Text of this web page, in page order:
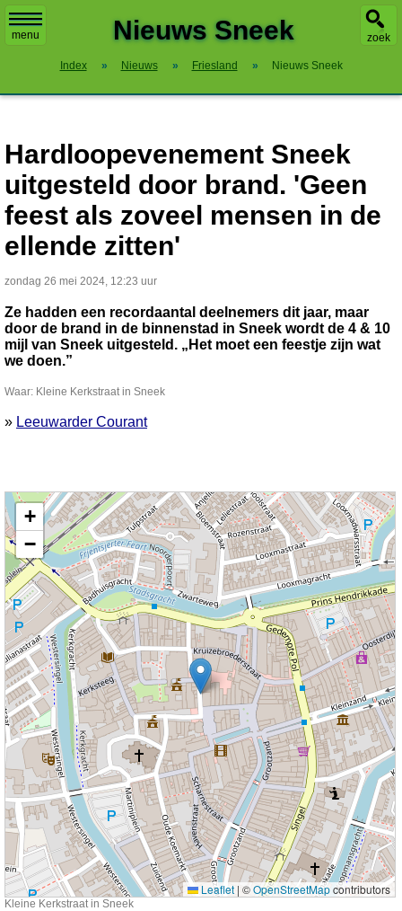
menu zoek
Nieuws Sneek
Index » Nieuws » Friesland » Nieuws Sneek
Hardloopevenement Sneek
uitgesteld door brand. 'Geen
feest als zoveel mensen in de
ellende zitten'
zondag 26 mei 2024, 12:23 uur
Ze hadden een recordaantal deelnemers dit jaar, maar
door de brand in de binnenstad in Sneek wordt de 4 & 10
mijl van Sneek uitgesteld. „Het moet een feestje zijn wat
we doen.”
Waar: Kleine Kerkstraat in Sneek
» Leeuwarder Courant
Kaart nieuws Sneek. Locatie nieuws: 53.03271 / 5.65984 Kleine Kerkstraat
+
−
Leaflet | ©OpenStreetMapcontributors
Kleine Kerkstraat in Sneek